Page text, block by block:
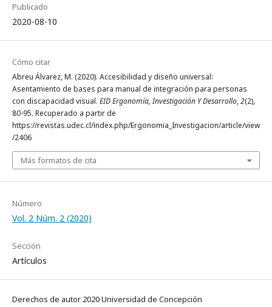
Publicado
2020-08-10
Cómo citar
Abreu Álvarez, M. (2020). Accesibilidad y diseño universal:
Asentamiento de bases para manual de integración para personas
con discapacidad visual. EID Ergonomía, Investigación Y Desarrollo,2(2),
80-95. Recuperado a partir de
https://revistas.udec.cl/index.php/Ergonomia_Investigacion/article/view
/2406
Más formatos de cita
Número
Vol. 2 Núm. 2 (2020)
Sección
Artículos
Derechos de autor 2020 Universidad de Concepción